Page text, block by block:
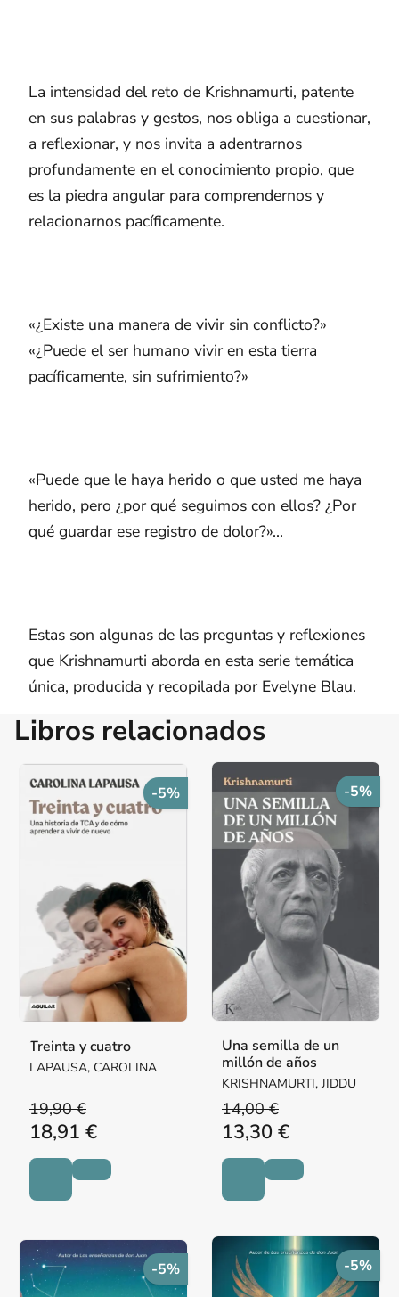
La intensidad del reto de Krishnamurti, patente
en sus palabras y gestos, nos obliga a cuestionar,
a reflexionar, y nos invita a adentrarnos
profundamente en el conocimiento propio, que
es la piedra angular para comprendernos y
relacionarnos pacíficamente.
«¿Existe una manera de vivir sin conflicto?»
«¿Puede el ser humano vivir en esta tierra
pacíficamente, sin sufrimiento?»
«Puede que le haya herido o que usted me haya
herido, pero ¿por qué seguimos con ellos? ¿Por
qué guardar ese registro de dolor?»...
Estas son algunas de las preguntas y reflexiones
que Krishnamurti aborda en esta serie temática
única, producida y recopilada por Evelyne Blau.
Libros relacionados
-5%
Treinta y cuatro
LAPAUSA, CAROLINA
19,90 €
18,91 €
-5%
Una semilla de un
millón de años
KRISHNAMURTI, JIDDU
14,00 €
13,30 €
-5% -5%